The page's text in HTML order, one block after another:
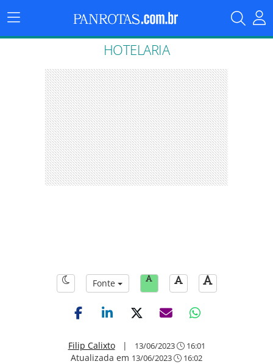
Menu
Principal
HOTELARIA
Fonte
Filip Calixto| 13/06/2023 16:01
Atualizada em 13/06/2023 16:02